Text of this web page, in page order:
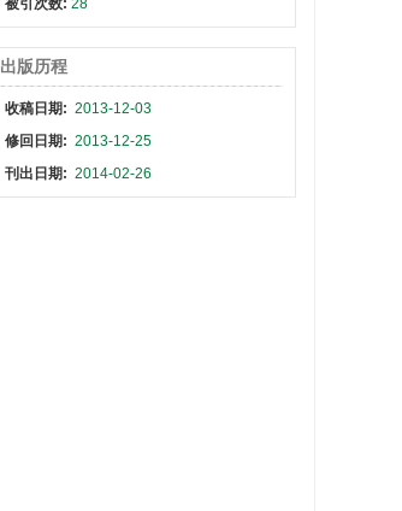
被引次数:28
出版历程
收稿日期: 2013-12-03
修回日期: 2013-12-25
刊出日期: 2014-02-26